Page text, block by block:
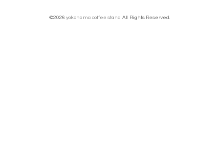
©2026 yokohama coffee stand. All Rights Reserved.